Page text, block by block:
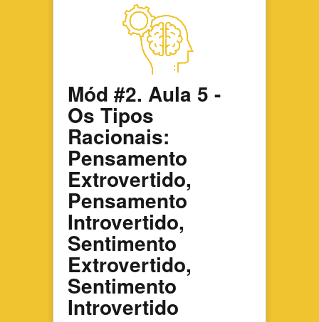
Mód #2. Aula 5 -
Os Tipos
Racionais:
Pensamento
Extrovertido,
Pensamento
Introvertido,
Sentimento
Extrovertido,
Sentimento
Introvertido